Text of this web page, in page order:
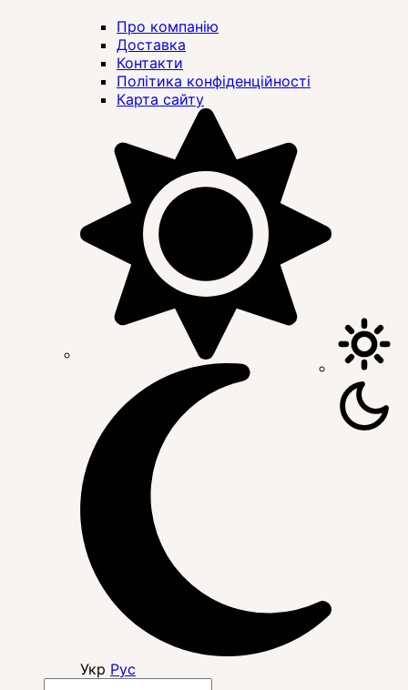
Про компанію
Доставка
Контакти
Політика конфіденційності
Карта сайту
Укр Рус